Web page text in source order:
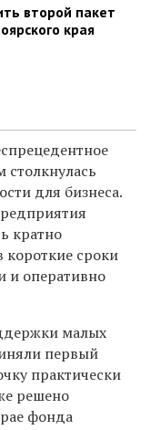
второй пакет
края
столкнулась
для бизнеса.
кратно
короткие сроки
и оперативно
малых
первый
практически
решено
фонда